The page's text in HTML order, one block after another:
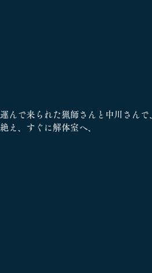
運んで来られた猟師さんと中川さん
絶え、すぐに解体室へ、